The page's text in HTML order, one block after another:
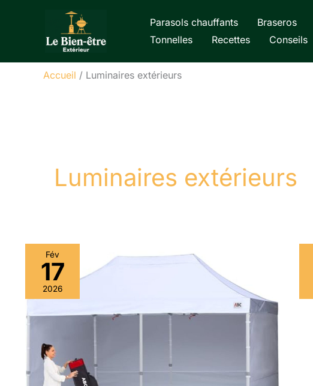
Parasols chauffants Braseros
Tonnelles
Recettes Conseils
Accueil Luminaires extérieurs
Luminaires extérieurs
Fév
17
2026